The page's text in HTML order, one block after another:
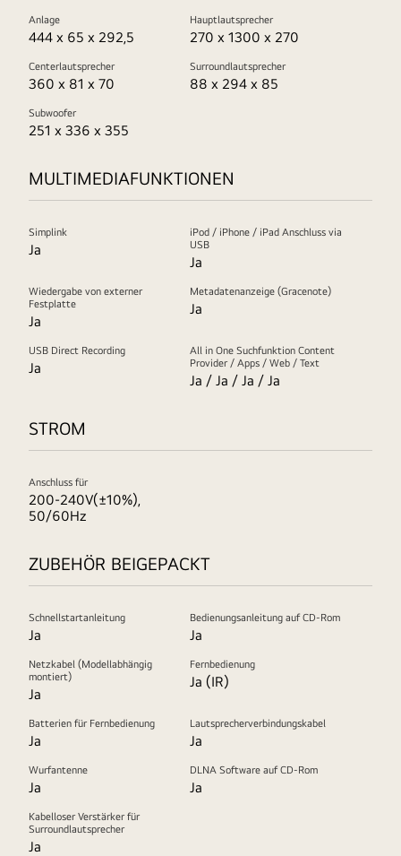
Anlage
444 x 65 x 292,5
Hauptlautsprecher
270 x 1300 x 270
Centerlautsprecher
360 x 81 x 70
Surroundlautsprecher
88 x 294 x 85
Subwoofer
251 x 336 x 355
MULTIMEDIAFUNKTIONEN
Simplink
Ja
iPod / iPhone / iPad Anschluss via
USB
Ja
Wiedergabe von externer
Festplatte
Ja
Metadatenanzeige (Gracenote)
Ja
USB Direct Recording
Ja
All in One Suchfunktion Content
Provider / Apps / Web / Text
Ja / Ja / Ja / Ja
STROM
Anschluss für
200-240V(±10%),
50/60Hz
ZUBEHÖR BEIGEPACKT
Schnellstartanleitung
Ja
Bedienungsanleitung auf CD-Rom
Ja
Netzkabel (Modellabhängig
montiert)
Ja
Fernbedienung
Ja (IR)
Batterien für Fernbedienung
Ja
Lautsprecherverbindungskabel
Ja
Wurfantenne
Ja
DLNA Software auf CD-Rom
Ja
Kabelloser Verstärker für
Surroundlautsprecher
Ja